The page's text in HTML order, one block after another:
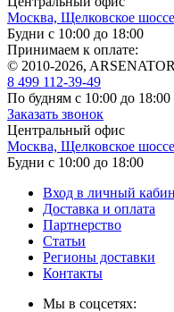
Москва, Щелковское
Будни с 10:00 до 18:00
Принимаем к оплате:
© 2010-2026,
8 499 112-39-49
По будням с 10:00 до 18:00
Заказать звонок
Центральный офис
Москва, Щелковское
Будни с 10:00 до 18:00
Вход в личный
Доставка и оплата
Партнерство
Статьи
Регионы доставки
Контакты
Мы в соцсетях: